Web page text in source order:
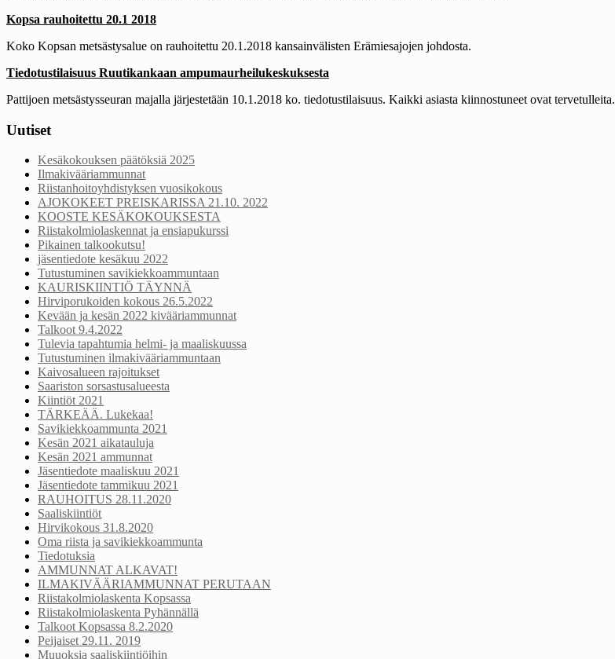
Kopsa rauhoitettu 20.1 2018
Koko Kopsan metsästysalue on rauhoitettu 20.1.2018 kansainvälisten Erämiesajojen johdosta.
Tiedotustilaisuus Ruutikankaan ampumaurheilukeskuksesta
Pattijoen metsästysseuran majalla järjestetään 10.1.2018 ko. tiedotustilaisuus. Kaikki asiasta kiinnostuneet ovat tervetulleita.
Uutiset
Kesäkokouksen päätöksiä 2025
Ilmakivääriammunnat
Riistanhoitoyhdistyksen vuosikokous
AJOKOKEET PREISKARISSA 21.10. 2022
KOOSTE KESÄKOKOUKSESTA
Riistakolmiolaskennat ja ensiapukurssi
Pikainen talkookutsu!
jäsentiedote kesäkuu 2022
Tutustuminen savikiekkoammuntaan
KAURISKIINTIÖ TÄYNNÄ
Hirviporukoiden kokous 26.5.2022
Kevään ja kesän 2022 kivääriammunnat
Talkoot 9.4.2022
Tulevia tapahtumia helmi- ja maaliskuussa
Tutustuminen ilmakivääriammuntaan
Kaivosalueen rajoitukset
Saariston sorsastusalueesta
Kiintiöt 2021
TÄRKEÄÄ. Lukekaa!
Savikiekkoammunta 2021
Kesän 2021 aikatauluja
Kesän 2021 ammunnat
Jäsentiedote maaliskuu 2021
Jäsentiedote tammikuu 2021
RAUHOITUS 28.11.2020
Saaliskiintiöt
Hirvikokous 31.8.2020
Oma riista ja savikiekkoammunta
Tiedotuksia
AMMUNNAT ALKAVAT!
ILMAKIVÄÄRIAMMUNNAT PERUTAAN
Riistakolmiolaskenta Kopsassa
Riistakolmiolaskenta Pyhännällä
Talkoot Kopsassa 8.2.2020
Peijaiset 29.11. 2019
Muuoksia saaliskiintiöihin